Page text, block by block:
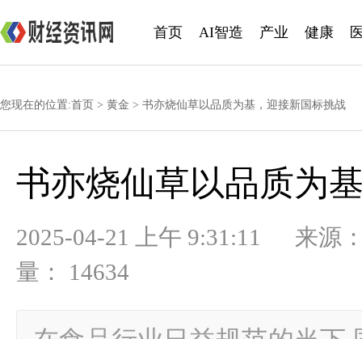
首页 AI智造 产业 健康
您现在的位置:首页 > 黄金 > 书亦烧仙草以品质为基，迎接新国标挑战
书亦烧仙草以品质为
2025-04-21 上午 9:31:11 来
量： 14634